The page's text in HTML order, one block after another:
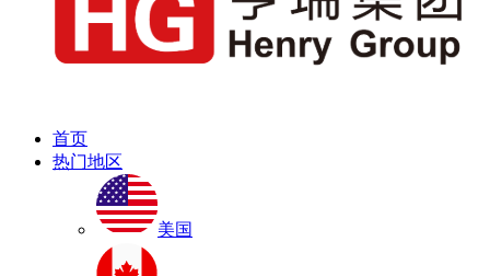
首页
热门地区
美国